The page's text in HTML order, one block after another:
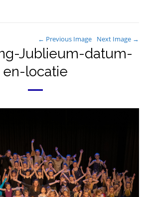
← Previous Image Next Image →
Jublieum-datum-
en-locatie